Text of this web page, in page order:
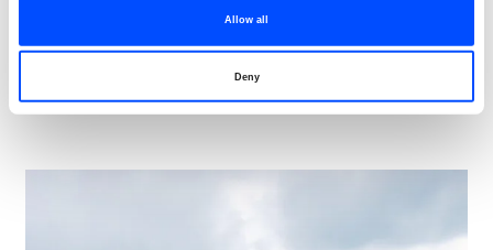
Allow all
Deny
Himalaya Museum Shanghai, Le Botanique Brussels en
www.annegienvandoorn.com
Locatie:Backer en Rueb park